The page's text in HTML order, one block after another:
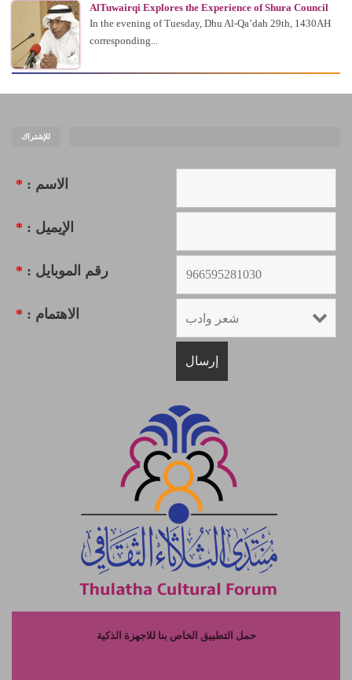
AlTuwairqi Explores the Experience of Shura Council
In the evening of Tuesday, Dhu Al-Qa’dah 29th, 1430AH
corresponding...
للإشتراك
الاسم : *
الإيميل : *
رقم الموبايل : *
الاهتمام : *
حمل التطبيق الخاص بنا للاجهزة الذكية